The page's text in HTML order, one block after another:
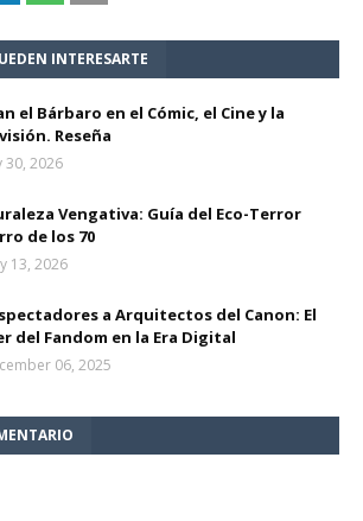
INTERESARTE
el Bárbaro en el Cómic, el Cine y la
Reseña
30, 2026
Vengativa: Guía del Eco-Terror
de los 70
13, 2026
a Arquitectos del Canon: El
del Fandom en la Era Digital
06, 2025